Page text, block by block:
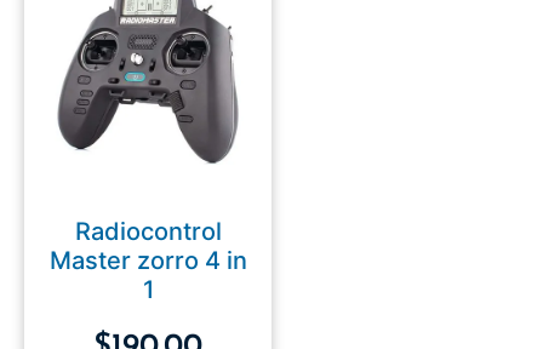
Radiocontrol
Master zorro 4 in
1